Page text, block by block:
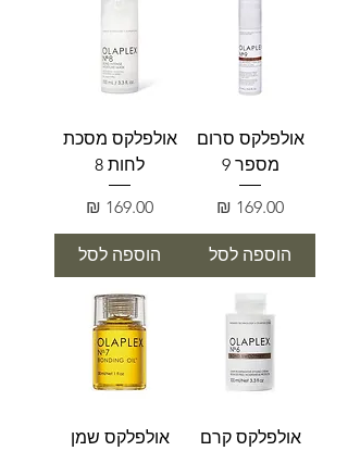
אולפלקס סרום
מספר 9
מחיר
הוספה לסל
אולפלקס מסכת
לחות 8
מחיר
הוספה לסל
אולפלקס קרם
אולפלקס שמן